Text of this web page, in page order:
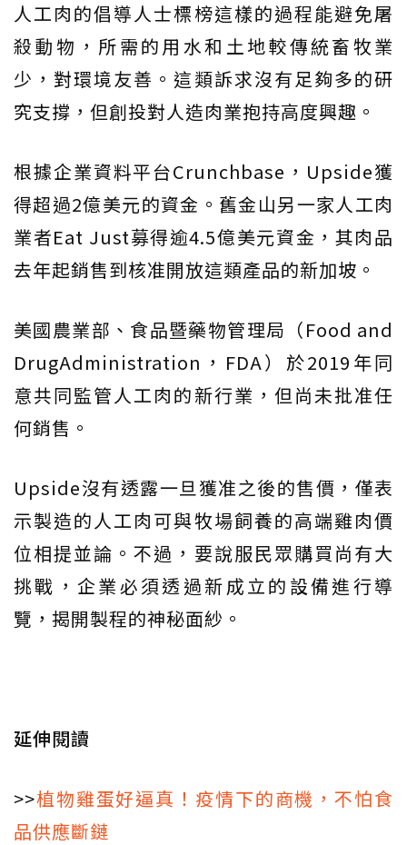
人工肉的倡導人士標榜這樣的過程能避免屠
殺動物，所需的用水和土地較傳統畜牧業
少，對環境友善。這類訴求沒有足夠多的研
究支撐，但創投對人造肉業抱持高度興趣。
根據企業資料平台Crunchbase，Upside獲
得超過2億美元的資金。舊金山另一家人工肉
業者Eat Just募得逾4.5億美元資金，其肉品
去年起銷售到核准開放這類產品的新加坡。
美國農業部、食品暨藥物管理局（Food and
DrugAdministration，FDA）於2019年同
意共同監管人工肉的新行業，但尚未批准任
何銷售。
Upside沒有透露一旦獲准之後的售價，僅表
示製造的人工肉可與牧場飼養的高端雞肉價
位相提並論。不過，要說服民眾購買尚有大
挑戰，企業必須透過新成立的設備進行導
覽，揭開製程的神秘面紗。
延伸閱讀
>>植物雞蛋好逼真！疫情下的商機，不怕食
品供應斷鏈